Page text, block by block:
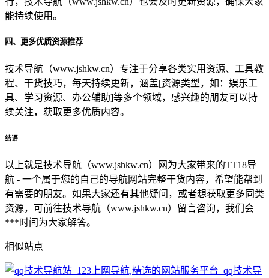
能持续使用。
四、更多优质资源推荐
技术导航（www.jshkw.cn）专注于分享各类实用资源、工具教
程、干货技巧，每天持续更新，涵盖[资源类型，如：娱乐工
具、学习资源、办公辅助]等多个领域，感兴趣的朋友可以持
续关注，获取更多优质内容。
结语
以上就是技术导航（www.jshkw.cn）网为大家带来的TT18导
航 - 一个属于您的自己的导航网站完整干货内容，希望能帮到
有需要的朋友。如果大家还有其他疑问，或者想获取更多同类
资源，可前往技术导航（www.jshkw.cn）留言咨询，我们会
***时间为大家解答。
相似站点